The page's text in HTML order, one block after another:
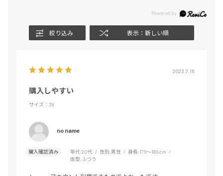
絞り込み 表示：新しい順
2023.7.16
購入しやすい
サイズ：38
no name
購入確認済み 年代:20代 性別:男性 身長:176～180cm
体型:ふつう